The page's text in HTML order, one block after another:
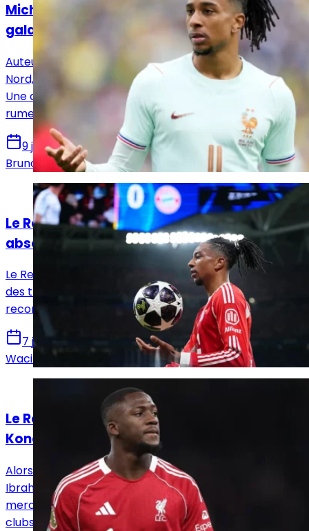
Michael Olise, auteur d'une soirée de
galactique
Auteur d’un triplé avec les Bleus face à l'Irlande du
Nord, Michael Olise a encore changé de dimension.
Une démonstration qui tombe en plein cœur des
rumeurs madrilènes.
9 juin 2026
Bruno De Oliveira
Actualités
Le Real Madrid prêt à battre un record
absolu pour signer Michael Olise
Le Real Madrid s'apprête à faire trembler le marché
des transferts. Florentino Pérez envisage une offre
record et historique pour séduire Michael Olise.
7 juin 2026
Wacim Benlakehal
Le Real Madrid pourrait rouvrir le dossier
Konaté
Alors que son avenir semblait s'inscrire à Liverpool,
Ibrahima Konaté se retrouve finalement au cœur du
mercato estival du Real Madrid et d'autres grands
clubs.